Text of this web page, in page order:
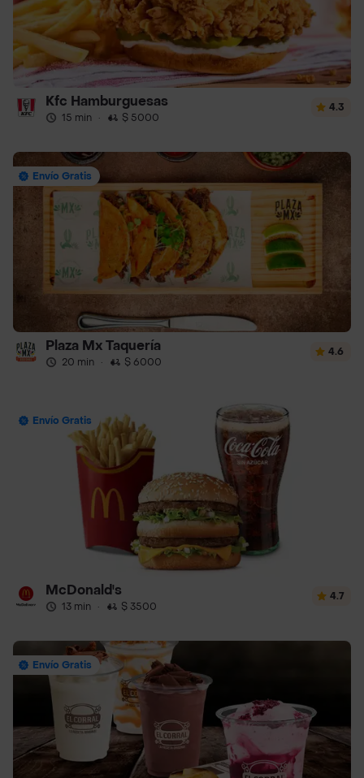
Kfc Hamburguesas
15 min · $ 5000
4.3
Envío Gratis
Plaza Mx Taquería
20 min · $ 6000
4.6
Envío Gratis
McDonald's
13 min · $ 3500
4.7
Envío Gratis